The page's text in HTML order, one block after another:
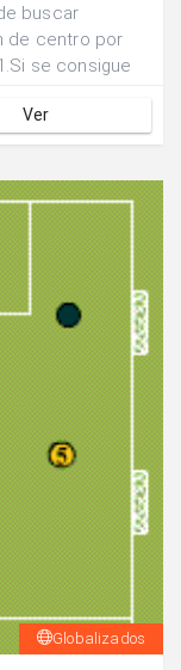
buscar
de centro por
se consigue
Ver
Globalizados